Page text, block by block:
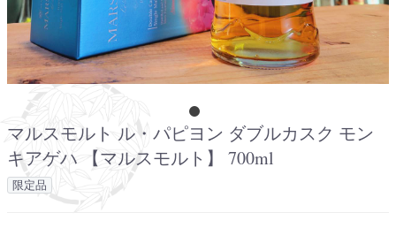
マルスモルト ル・パピヨン ダブルカスク モン
キアゲハ 【マルスモルト】 700ml
限定品